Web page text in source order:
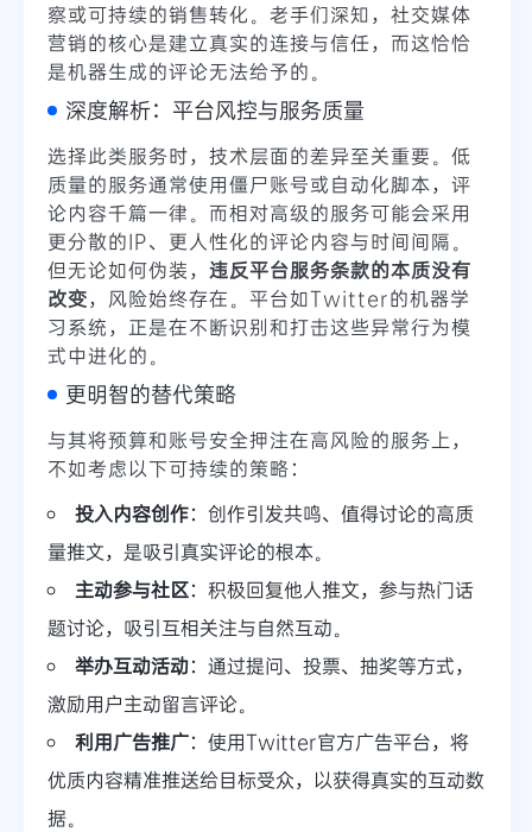
察或可持续的销售转化。老手们深知，社交媒体
营销的核心是建立真实的连接与信任，而这恰恰
是机器生成的评论无法给予的。
深度解析：平台风控与服务质量
选择此类服务时，技术层面的差异至关重要。低
质量的服务通常使用僵尸账号或自动化脚本，评
论内容千篇一律。而相对高级的服务可能会采用
更分散的IP、更人性化的评论内容与时间间隔。
但无论如何伪装， 违反平台服务条款的本质没有
改变，风险始终存在。平台如Twitter的机器学
习系统，正是在不断识别和打击这些异常行为模
式中进化的。
更明智的替代策略
与其将预算和账号安全押注在高风险的服务上，
不如考虑以下可持续的策略：
投入内容创作：创作引发共鸣、值得讨论的高质
量推文，是吸引真实评论的根本。
主动参与社区：积极回复他人推文，参与热门话
题讨论，吸引互相关注与自然互动。
举办互动活动：通过提问、投票、抽奖等方式，
激励用户主动留言评论。
利用广告推广：使用Twitter官方广告平台，将
优质内容精准推送给目标受众，以获得真实的互动数
据。